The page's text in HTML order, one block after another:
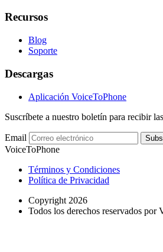
Recursos
Blog
Soporte
Descargas
Aplicación VoiceToPhone
Suscríbete a nuestro boletín para recibir
Email
VoiceToPhone
Términos y Condiciones
Política de Privacidad
Copyright 2026
Todos los derechos reservados por